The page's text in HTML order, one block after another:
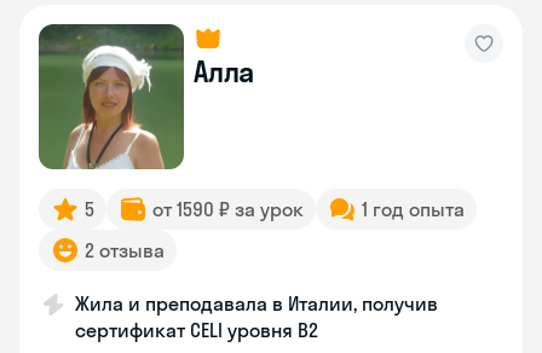
Алла
5 от 1590 ₽ за урок
1 год опыта
2 отзыва
Жила и преподавала в Италии, получив
сертификат CELI уровня В2